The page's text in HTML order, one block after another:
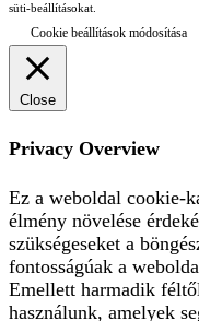
süti-beállításokat.
Cookie beállítások módosítása
Close
Privacy Overview
Ez a weboldal cookie-
élmény növelése
szükségeseket a
fontosságúak a
Emellett harmadik
használunk, amelyek